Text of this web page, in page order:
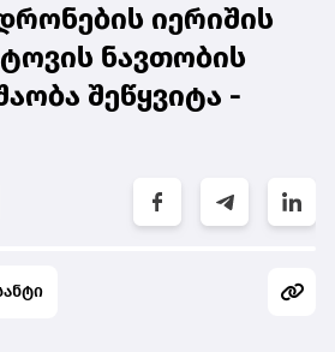
იერიშის
ნავთობის
შეწყვიტა -